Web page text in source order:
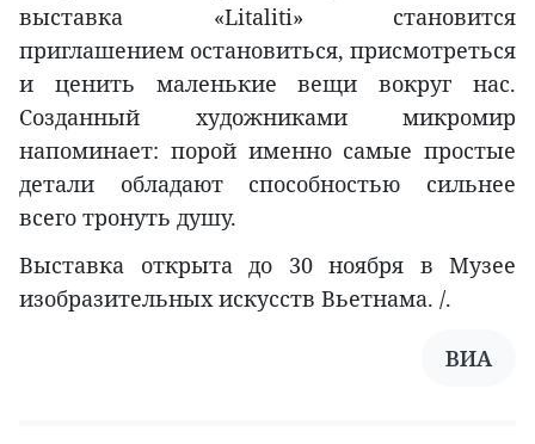
выставка «Litaliti» становится
приглашением остановиться, присмотреться
и ценить маленькие вещи вокруг нас.
Созданный художниками микромир
напоминает: порой именно самые простые
детали обладают способностью сильнее
всего тронуть душу.
Выставка открыта до 30 ноября в Музее
изобразительных искусств Вьетнама. /.
ВИА